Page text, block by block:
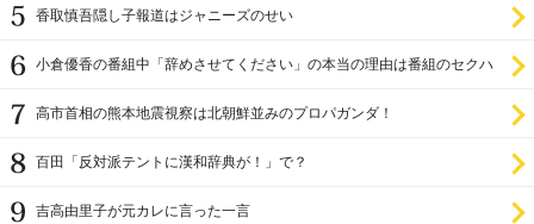
香取慎吾隠し子報道はジャニーズのせい
小倉優香の番組中「辞めさせてください」の本当の理由は番組のセクハ
高市首相の熊本地震視察は北朝鮮並みのプロパガンダ！
百田「反対派テントに漢和辞典が！」で？
吉高由里子が元カレに言った一言